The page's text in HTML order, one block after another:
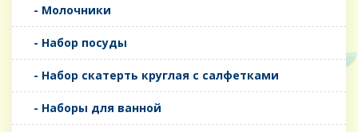
- Молочники
- Набор посуды
- Набор скатерть круглая с салфетками
- Наборы для ванной